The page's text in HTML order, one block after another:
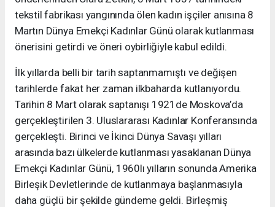
tekstil fabrikası yangınında ölen kadın işçiler anısına 8
Martın Dünya Emekçi Kadınlar Günü olarak kutlanması
önerisini getirdi ve öneri oybirliğiyle kabul edildi.
İlk yıllarda belli bir tarih saptanmamıştı ve değişen
tarihlerde fakat her zaman ilkbaharda kutlanıyordu.
Tarihin 8 Mart olarak saptanışı 1921de Moskova’da
gerçekleştirilen 3. Uluslararası Kadınlar Konferansında
gerçekleşti. Birinci ve İkinci Dünya Savaşı yılları
arasında bazı ülkelerde kutlanması yasaklanan Dünya
Emekçi Kadınlar Günü, 1960lı yılların sonunda Amerika
Birleşik Devletlerinde de kutlanmaya başlanmasıyla
daha güçlü bir şekilde gündeme geldi. Birleşmiş